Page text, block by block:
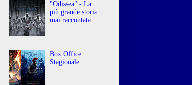
"Odissea" - La
più grande storia
mai raccontata
Box Office
Stagionale